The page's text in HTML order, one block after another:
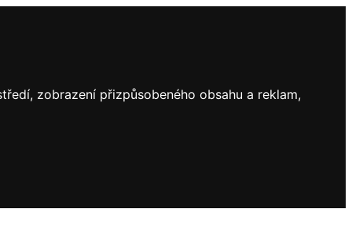
zobrazení přizpůsobeného obsahu a reklam,